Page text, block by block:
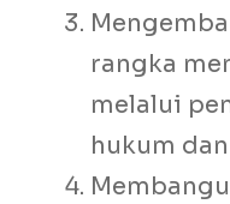
rangka
melalui
hukum